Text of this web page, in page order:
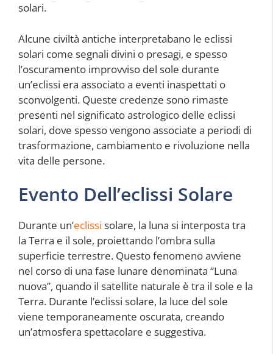
solari.
Alcune civiltà antiche interpretabano le eclissi
solari come segnali divini o presagi, e spesso
l’oscuramento improvviso del sole durante
un’eclissi era associato a eventi inaspettati o
sconvolgenti. Queste credenze sono rimaste
presenti nel significato astrologico delle eclissi
solari, dove spesso vengono associate a periodi di
trasformazione, cambiamento e rivoluzione nella
vita delle persone.
Evento Dell’eclissi Solare
Durante un’eclissi solare, la luna si interposta tra
la Terra e il sole, proiettando l’ombra sulla
superficie terrestre. Questo fenomeno avviene
nel corso di una fase lunare denominata “Luna
nuova”, quando il satellite naturale è tra il sole e la
Terra. Durante l’eclissi solare, la luce del sole
viene temporaneamente oscurata, creando
un’atmosfera spettacolare e suggestiva.